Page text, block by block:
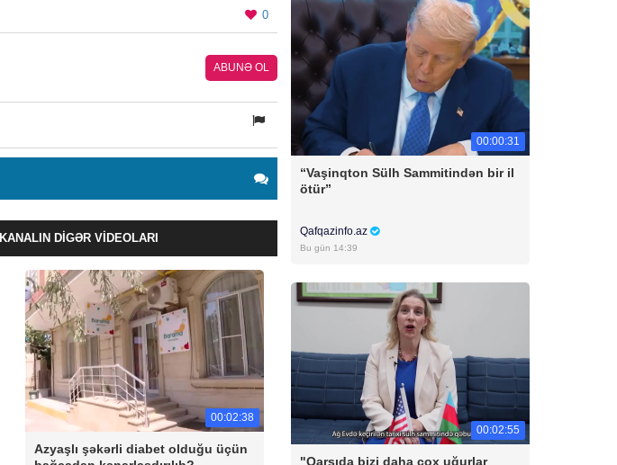
0
ABUNƏ OL
KANALIN DIGƏR VIDEOLARI
00:02:38
Azyaşlı şəkərli diabet olduğu üçün
00:00:31
“Vaşinqton Sülh Sammitindən bir il
ötür”
Qafqazinfo.az
Bu gün 14:39
00:02:55
"Qarşıda bizi daha çox uğurlar